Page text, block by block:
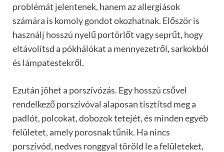
problémát jelentenek, hanem az allergiások
számára is komoly gondot okozhatnak. Először is
használj hosszú nyelű portörlőt vagy seprűt, hogy
eltávolítsd a pókhálókat a mennyezetről, sarkokból
és lámpatestekről.
Ezután jöhet a porszívózás. Egy hosszú csővel
rendelkező porszívóval alaposan tisztítsd meg a
padlót, polcokat, dobozok tetejét, és minden egyéb
felületet, amely porosnak tűnik. Ha nincs
porszívód, nedves ronggyal töröld le a felületeket,